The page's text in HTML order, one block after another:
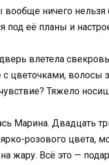
ничего
под её планы и
влетела
с цветочками,
Тяжело
Марина. Двадцать
розового цвета,
жару. Всё это —